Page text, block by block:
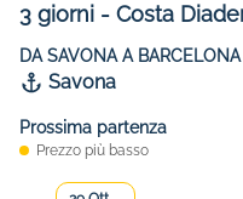
3 giorni - Costa
DA SAVONA A BARCELONA
Savona
Prossima partenza
Prezzo più basso